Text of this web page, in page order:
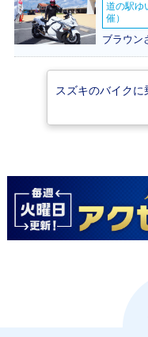
道の駅ゆ
催）
スズキのバイク